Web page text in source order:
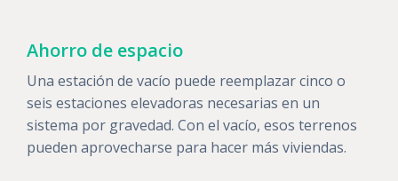
Ahorro de espacio
Una estación de vacío puede reemplazar cinco o
seis estaciones elevadoras necesarias en un
sistema por gravedad. Con el vacío, esos terrenos
pueden aprovecharse para hacer más viviendas.